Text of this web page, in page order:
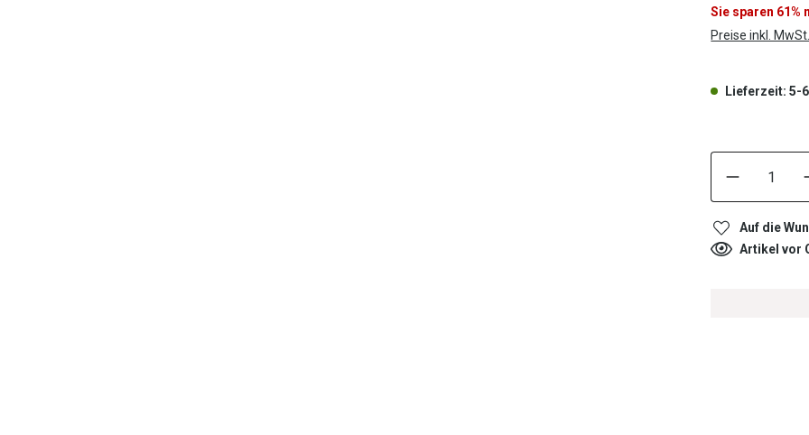
Sie sparen
Preise inkl.
Lieferzeit: 5-
Auf die
Artikel vor